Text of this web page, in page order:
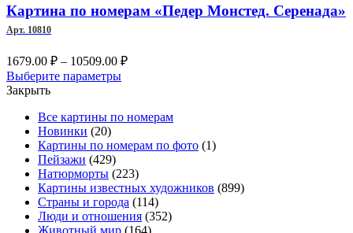
Опции
можно
странице
товара.
Картина по номерам «Педер Монстед. Серенада»
Арт. 10810
1679.00 ₽ – 10509.00 ₽Диапазон
10509.00 ₽
Выберите параметрыЭтот
несколько
Опции
выбрать
на
странице
товара.
Закрыть
Все картины по номерам
Новинки (20)
Картины по номерам по фото (1)
Пейзажи (429)
Натюрморты (223)
Картины известных художников (899)
Страны и города (114)
Люди и отношения (352)
Животный мир (164)